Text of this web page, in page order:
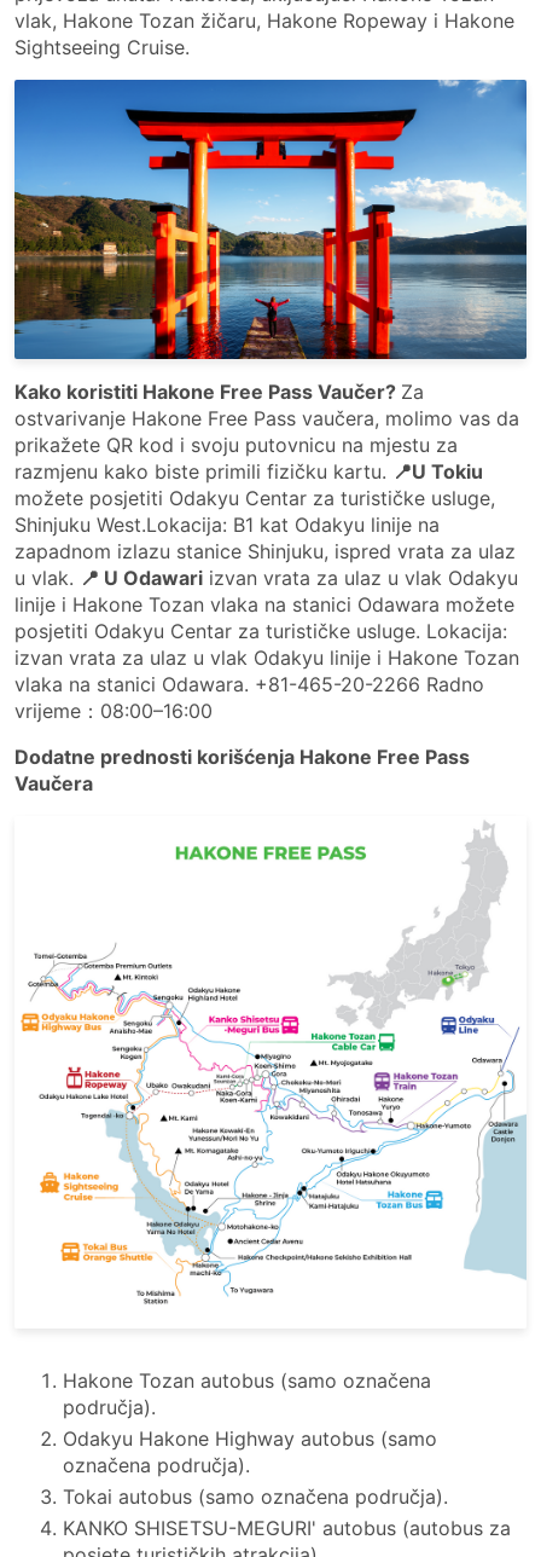
vlak, Hakone Tozan žičaru, Hakone Ropeway i Hakone
Sightseeing Cruise.
Kako koristiti Hakone Free Pass Vaučer? Za
ostvarivanje Hakone Free Pass vaučera, molimo vas da
prikažete QR kod i svoju putovnicu na mjestu za
razmjenu kako biste primili fizičku kartu. 📍U Tokiu
možete posjetiti Odakyu Centar za turističke usluge,
Shinjuku West.Lokacija: B1 kat Odakyu linije na
zapadnom izlazu stanice Shinjuku, ispred vrata za ulaz
u vlak. 📍 U Odawari izvan vrata za ulaz u vlak Odakyu
linije i Hakone Tozan vlaka na stanici Odawara možete
posjetiti Odakyu Centar za turističke usluge. Lokacija:
izvan vrata za ulaz u vlak Odakyu linije i Hakone Tozan
vlaka na stanici Odawara. +81-465-20-2266 Radno
vrijeme：08:00–16:00
Dodatne prednosti korišćenja Hakone Free Pass
Vaučera
Hakone Tozan autobus (samo označena
područja).
Odakyu Hakone Highway autobus (samo
označena područja).
Tokai autobus (samo označena područja).
KANKO SHISETSU-MEGURI' autobus (autobus za